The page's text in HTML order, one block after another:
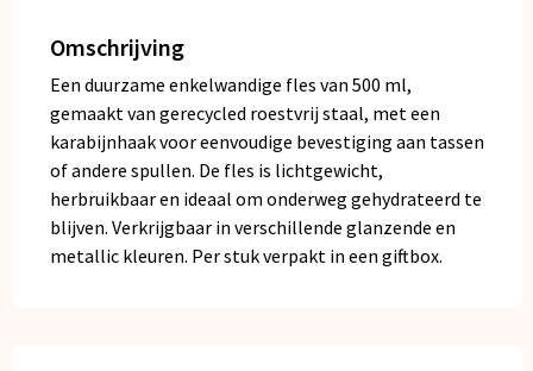
Omschrijving
Een duurzame enkelwandige fles van 500 ml,
gemaakt van gerecycled roestvrij staal, met een
karabijnhaak voor eenvoudige bevestiging aan tassen
of andere spullen. De fles is lichtgewicht,
herbruikbaar en ideaal om onderweg gehydrateerd te
blijven. Verkrijgbaar in verschillende glanzende en
metallic kleuren. Per stuk verpakt in een giftbox.